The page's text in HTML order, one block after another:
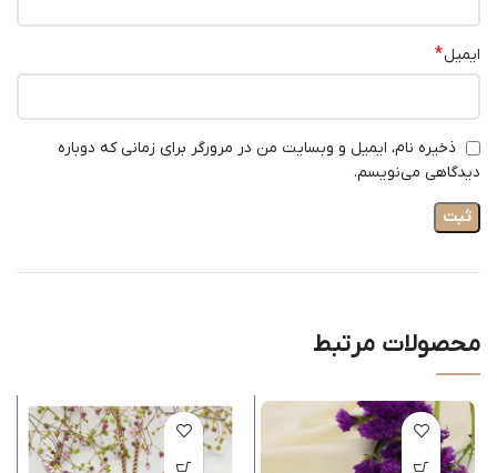
ایمیل*
ذخیره نام، ایمیل و وبسایت من در مرورگر برای زمانی که دوباره
دیدگاهی می‌نویسم.
محصولات مرتبط